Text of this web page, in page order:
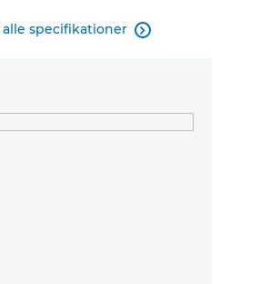
alle specifikationer 